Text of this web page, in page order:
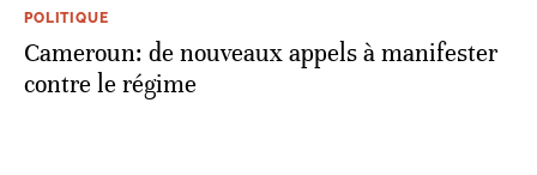
POLITIQUE
Cameroun: de nouveaux appels à manifester
contre le régime